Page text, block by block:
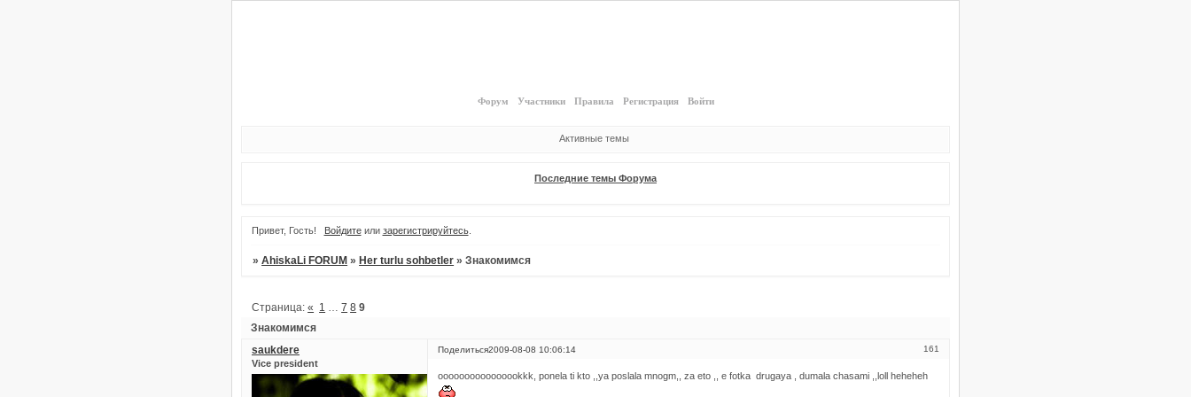
Форум Участники Правила Регистрация Войти
Активные темы
Последние темы Форума
Привет, Гость! Войдитеили зарегистрируйтесь.
»AhiskaLi FORUM »Her turlu sohbetler »Знакомимся
Знакомимся
Страница:« 1 … 7 8 9
Поделиться 161
2009-08-08 10:06:14
saukdere
Vice president
oooooooooooooookkk, ponela ti kto ,,ya poslala mnogm,, za eto ,, e fotka drugaya , dumala chasami ,,loll heheheh